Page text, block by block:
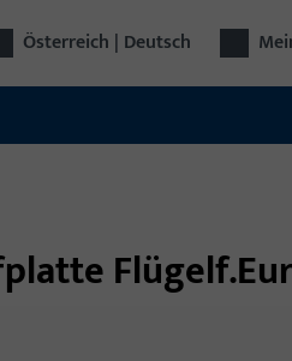
Österreich | Deutsch